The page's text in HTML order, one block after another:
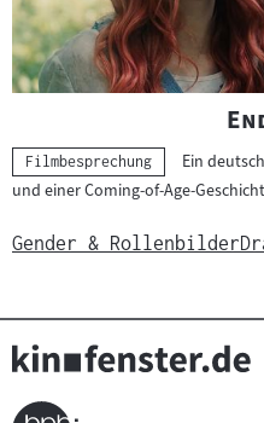
"
Kategorie:
Filmbesprechung
Ein
und einer Coming-of-Age-
Gender & Rollenbilder